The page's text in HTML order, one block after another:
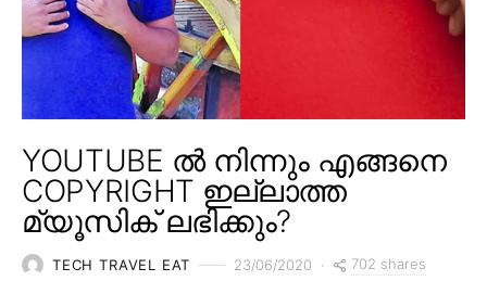
YOUTUBE ൽ നിന്നും എങ്ങനെ
COPYRIGHT ഇല്ലാത്ത
മ്യൂസിക് ലഭിക്കും?
TECH TRAVEL EAT 23/06/2020 702 shares